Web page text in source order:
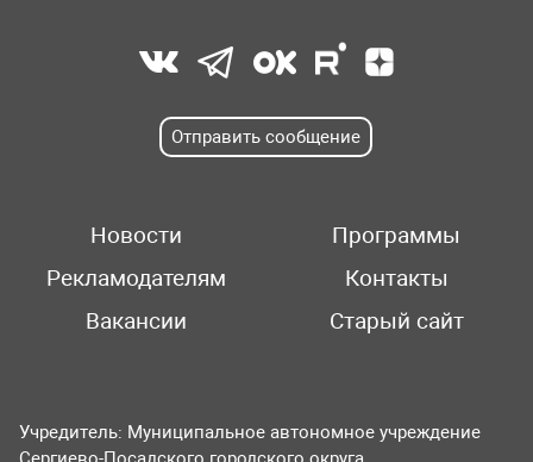
Отправить сообщение
Новости
Программы
Рекламодателям
Контакты
Вакансии
Старый сайт
Учредитель: Муниципальное автономное учреждение